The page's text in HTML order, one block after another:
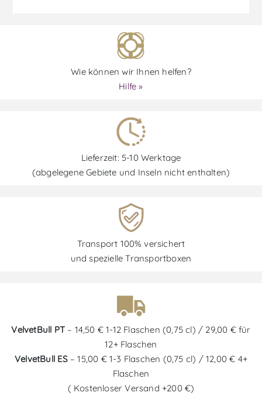
Wie können wir Ihnen helfen?
Hilfe »
Lieferzeit: 5-10 Werktage
(abgelegene Gebiete und Inseln nicht enthalten)
Transport 100% versichert
und spezielle Transportboxen
VelvetBull PT – 14,50 € 1-12 Flaschen (0,75 cl) / 29,00 € für
12+ Flaschen
VelvetBull ES– 15,00 € 1-3 Flaschen (0,75 cl) / 12,00 € 4+
Flaschen
( Kostenloser Versand +200 €)